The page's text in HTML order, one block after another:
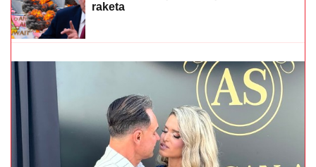
ORBAN POSETIO TRUBAČKU LEGENDUMađarski
političar uživa na Saboru trubača u Guči: Pozdravio
se sa muzičarima i jeo svadbarski kupus